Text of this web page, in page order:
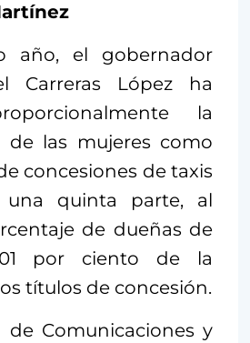
año, el gobernador
Carreras López ha
la
de las mujeres como
concesiones de taxis
quinta parte, al
de dueñas de
por ciento de la
títulos de concesión.
de Comunicaciones y